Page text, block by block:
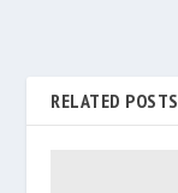
RELATED POSTS